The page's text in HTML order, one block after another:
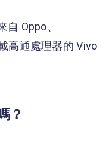
Oppo、
高通處理器的 Vivo
？